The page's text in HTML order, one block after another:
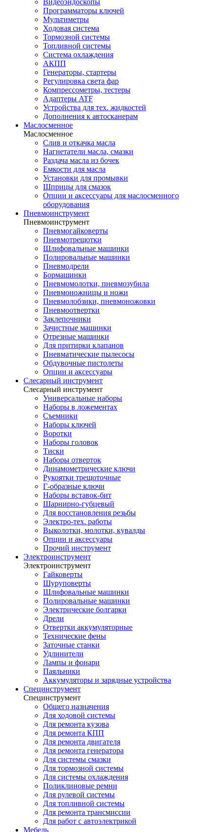
Видеоэндоскопы
Программаторы ключей
Мультиметры
Ходовая система
Тормозной системы
Топливной системы
Система охлаждения
АКПП
Генераторы, стартеры
Регулировка света фар
Компрессометры, тестеры
Адаптеры ATF
Устройства для тех. жидкостей
Дополнения к автосканерам
Маслосменное
Маслосменное
Слив и откачка масла
Нагнетатели масла, смазки
Раздача масла из бочек
Емкости для масла
Установки для промывки
Шприцы для смазок
Опции и аксессуары для маслосменного
оборудования
Пневмоинструмент
Пневмоинструмент
Пневмогайковерты
Пневмотрещотки
Шлифовальные машинки
Полировальные машинки
Пневмодрели
Бормашинки
Пневмомолотки, пневмозубила
Пневмоножницы и ножи
Пневмолобзики, пневмоножовки
Пневмоотвертки
Заклепочники
Зачистные машинки
Отрезные машинки
Для притирки клапанов
Пневматические пылесосы
Обдувочные пистолеты
Опции и аксессуары
Слесарный инструмент
Слесарный инструмент
Универсальные наборы
Наборы в ложементах
Съемники
Наборы ключей
Воротки
Наборы головок
Тиски
Наборы отверток
Динамометрические ключи
Рукоятки трещоточные
Г-образные ключи
Наборы вставок-бит
Шарнирно-губцевый
Для восстановления резьбы
Электро-тех. работы
Выколотки, молотки, кувалды
Опции и аксессуары
Прочий инструмент
Электроинструмент
Электроинструмент
Гайковерты
Шуруповерты
Шлифовальные машинки
Полировальные машинки
Электрические болгарки
Дрели
Отвертки аккумуляторные
Технические фены
Заточные станки
Удлинители
Лампы и фонари
Паяльники
Аккумуляторы и зарядные устройства
Специнструмент
Специнструмент
Общего назначения
Для ходовой системы
Для ремонта кузова
Для ремонта КПП
Для ремонта двигателя
Для ремонта генератора
Для системы смазки
Для тормозной системы
Для системы охлаждения
Поликлиновые ремни
Для рулевой системы
Для топливной системы
Для ремонта трансмиссии
Для работ с автоэлектрикой
Мебель